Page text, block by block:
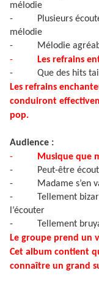
mélodie
-
Plusieurs
mélodie
-
Mélodie
-
Les refrains
-
Que des hits
Les refrains
conduiront
pop.
Audience :
-
Musique que
-
Peut-être
-
Madame s’en
-
Tellement
l’écouter
-
Tellement
Le groupe prend un
Cet album contient
connaître un grand